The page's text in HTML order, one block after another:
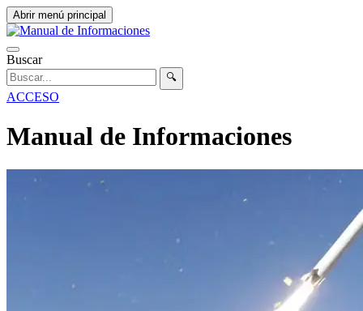
Abrir menú principal
Buscar
🔍
ACCESO
Manual de Informaciones